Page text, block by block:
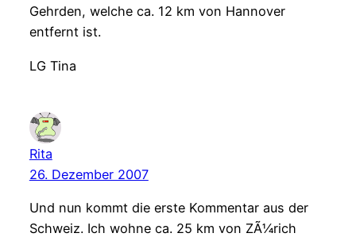
Gehrden, welche ca. 12 km von Hannover
entfernt ist.
LG Tina
Rita
26. Dezember 2007
Und nun kommt die erste Kommentar aus der
Schweiz. Ich wohne ca. 25 km von ZÃ¼rich